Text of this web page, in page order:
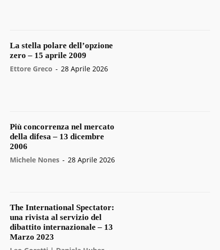
La stella polare dell’opzione
zero – 15 aprile 2009
Ettore Greco - 28 Aprile 2026
Più concorrenza nel mercato
della difesa – 13 dicembre
2006
Michele Nones - 28 Aprile 2026
The International Spectator:
una rivista al servizio del
dibattito internazionale – 13
Marzo 2023